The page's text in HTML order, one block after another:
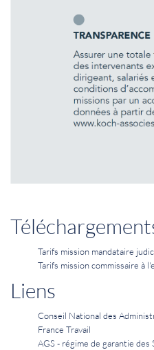
Tarifs mission mandataire
Tarifs mission commissaire à
Liens
Conseil National des
France Travail
AGS - régime de garantie des